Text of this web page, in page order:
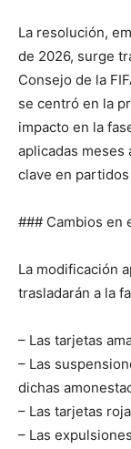
La resolución,
de 2026, surge
Consejo de la
se centró en la
impacto en la
aplicadas meses
clave en
### Cambios en
La modificación
trasladarán a la
– Las tarjetas
– Las
dichas
– Las tarjetas
– Las